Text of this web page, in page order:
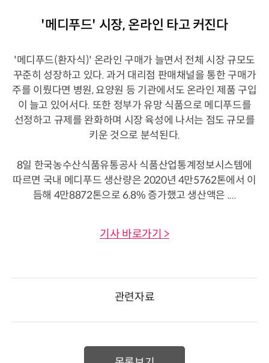
'메디푸드' 시장, 온라인 타고 커진다
'메디푸드(환자식)' 온라인 구매가 늘면서 전체 시장 규모도
꾸준히 성장하고 있다. 과거 대리점 판매채널을 통한 구매가
주를 이뤘다면 병원, 요양원 등 기관에서도 온라인 제품 구입
이 늘고 있어서다. 또한 정부가 유망 식품으로 메디푸드를
선정하고 규제를 완화하며 시장 육성에 나서는 점도 규모를
키운 것으로 분석된다.
8일 한국농수산식품유통공사 식품산업통계정보시스템에
따르면 국내 메디푸드 생산량은 2020년 4만5762톤에서 이
듬해 4만8872톤으로 6.8% 증가했고 생산액은 ....
기사 바로가기 >
관련자료